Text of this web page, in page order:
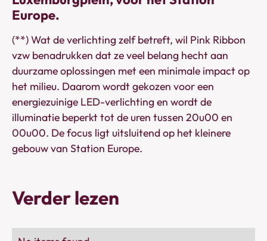
Europe.
(**) Wat de verlichting zelf betreft, wil Pink Ribbon
vzw benadrukken dat ze veel belang hecht aan
duurzame oplossingen met een minimale impact op
het milieu. Daarom wordt gekozen voor een
energiezuinige LED-verlichting en wordt de
illuminatie beperkt tot de uren tussen 20u00 en
00u00. De focus ligt uitsluitend op het kleinere
gebouw van Station Europe.
Verder lezen